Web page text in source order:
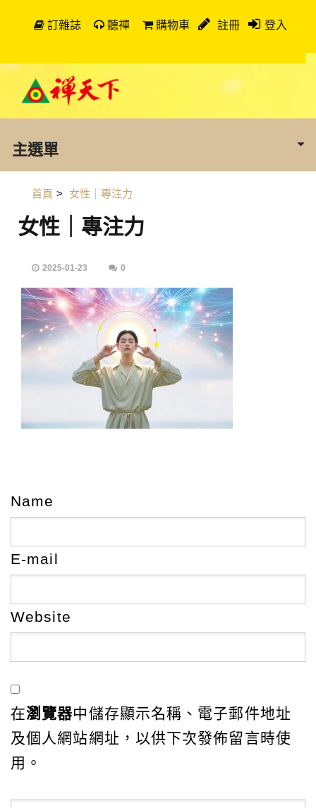
訂雜誌 聽禪 購物車 註冊 登入
主選單
首頁 > 女性｜專注力
女性｜專注力
2025-01-23 0
Name
E-mail
Website
在瀏覽器中儲存顯示名稱、電子郵件地址
及個人網站網址，以供下次發佈留言時使
用。